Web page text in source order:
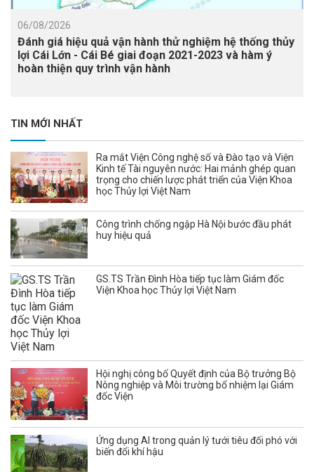
06/08/2026
Đánh giá hiệu quả vận hành thử nghiệm hệ thống thủy
lợi Cái Lớn - Cái Bé giai đoạn 2021-2023 và hàm ý
hoàn thiện quy trình vận hành
TIN MỚI NHẤT
Ra mắt Viện Công nghệ số và Đào tạo và Viện
Kinh tế Tài nguyên nước: Hai mảnh ghép quan
trọng cho chiến lược phát triển của Viện Khoa
học Thủy lợi Việt Nam
Công trình chống ngập Hà Nội bước đầu phát
huy hiệu quả
GS.TS Trần Đình Hòa tiếp tục làm Giám đốc
Viện Khoa học Thủy lợi Việt Nam
Hội nghị công bố Quyết định của Bộ trưởng Bộ
Nông nghiệp và Môi trường bổ nhiệm lại Giám
đốc Viện
Ứng dụng AI trong quản lý tưới tiêu đối phó với
biến đổi khí hậu